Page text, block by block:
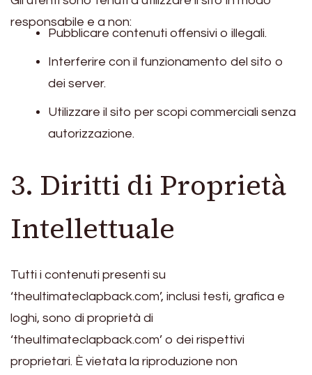
responsabile e a non:
Pubblicare contenuti offensivi o illegali.
Interferire con il funzionamento del sito o
dei server.
Utilizzare il sito per scopi commerciali senza
autorizzazione.
3. Diritti di Proprietà
Intellettuale
Tutti i contenuti presenti su
‘theultimateclapback.com’, inclusi testi, grafica e
loghi, sono di proprietà di
‘theultimateclapback.com’ o dei rispettivi
proprietari. È vietata la riproduzione non